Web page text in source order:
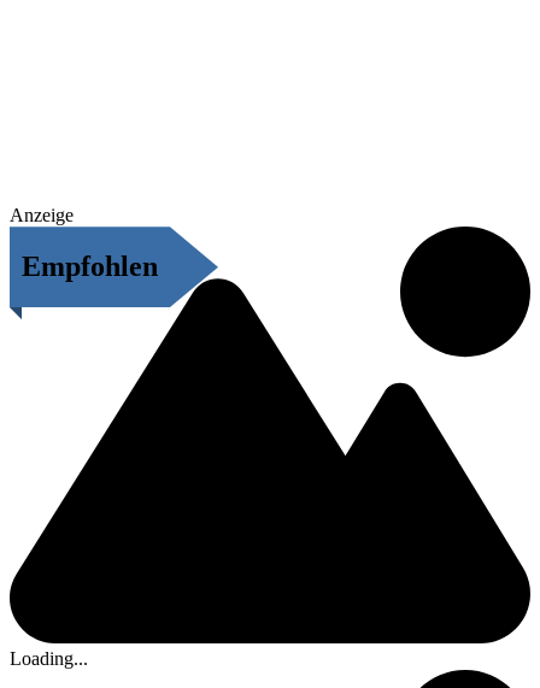
Anzeige
Empfohlen
Loading...